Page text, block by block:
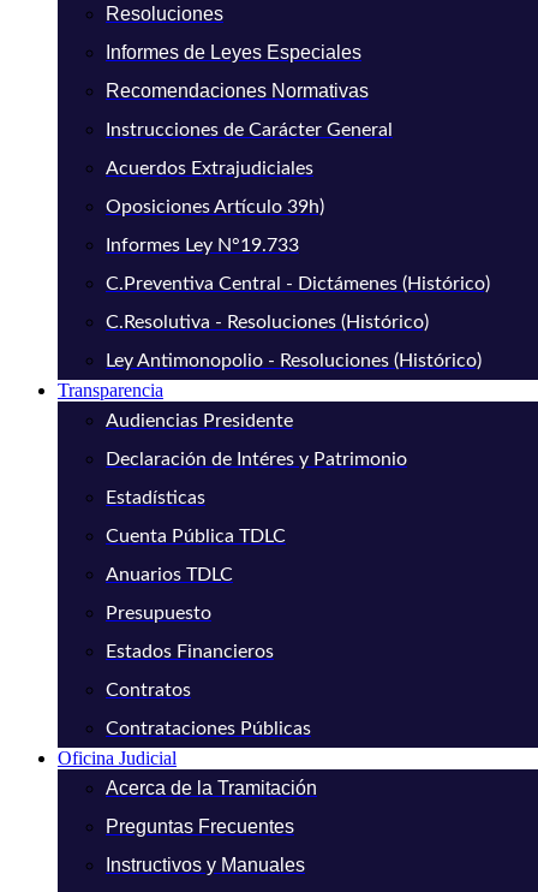
Resoluciones
Informes de Leyes Especiales
Recomendaciones Normativas
Instrucciones de Carácter General
Acuerdos Extrajudiciales
Oposiciones Artículo 39h)
Informes Ley N°19.733
C.Preventiva Central - Dictámenes (Histórico)
C.Resolutiva - Resoluciones (Histórico)
Ley Antimonopolio - Resoluciones (Histórico)
Transparencia
Audiencias Presidente
Declaración de Intéres y Patrimonio
Estadísticas
Cuenta Pública TDLC
Anuarios TDLC
Presupuesto
Estados Financieros
Contratos
Contrataciones Públicas
Oficina Judicial
Acerca de la Tramitación
Preguntas Frecuentes
Instructivos y Manuales